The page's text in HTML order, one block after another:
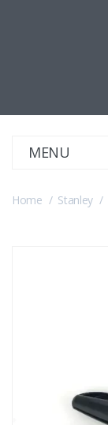
MENU
Home Stanley